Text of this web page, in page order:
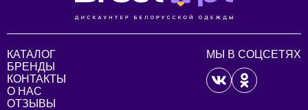
так, чтобы в каталоге было легко найти качественные
вещи под свой стиль и повод без лишней наценки. Наша
аудитория — женщины, которые ценят соотношение
цены и качества: от минимализма и классики до более
ярких и трендовых решений. Поэтому в каталоге есть и
сдержанные базовые модели, и более выразительные
КАТАЛОГ
БРЕНДЫ
КОНТАКТЫ
О НАС
ОТЗЫВЫ
МЫ В СОЦСЕТЯХ